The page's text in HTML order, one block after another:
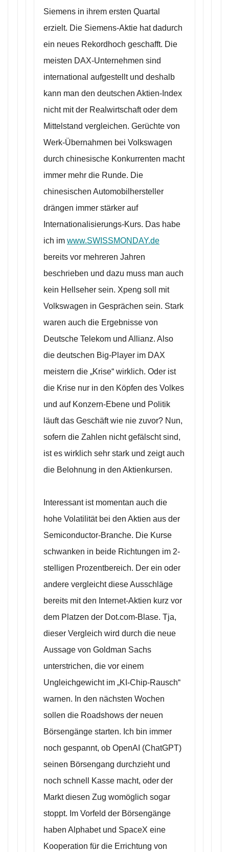
Siemens in ihrem ersten Quartal
erzielt. Die Siemens-Aktie hat dadurch
ein neues Rekordhoch geschafft. Die
meisten DAX-Unternehmen sind
international aufgestellt und deshalb
kann man den deutschen Aktien-Index
nicht mit der Realwirtschaft oder dem
Mittelstand vergleichen. Gerüchte von
Werk-Übernahmen bei Volkswagen
durch chinesische Konkurrenten macht
immer mehr die Runde. Die
chinesischen Automobilhersteller
drängen immer stärker auf
Internationalisierungs-Kurs. Das habe
ich im www.SWISSMONDAY.de
bereits vor mehreren Jahren
beschrieben und dazu muss man auch
kein Hellseher sein. Xpeng soll mit
Volkswagen in Gesprächen sein. Stark
waren auch die Ergebnisse von
Deutsche Telekom und Allianz. Also
die deutschen Big-Player im DAX
meistern die „Krise“ wirklich. Oder ist
die Krise nur in den Köpfen des Volkes
und auf Konzern-Ebene und Politik
läuft das Geschäft wie nie zuvor? Nun,
sofern die Zahlen nicht gefälscht sind,
ist es wirklich sehr stark und zeigt auch
die Belohnung in den Aktienkursen.
Interessant ist momentan auch die
hohe Volatilität bei den Aktien aus der
Semiconductor-Branche. Die Kurse
schwanken in beide Richtungen im 2-
stelligen Prozentbereich. Der ein oder
andere vergleicht diese Ausschläge
bereits mit den Internet-Aktien kurz vor
dem Platzen der Dot.com-Blase. Tja,
dieser Vergleich wird durch die neue
Aussage von Goldman Sachs
unterstrichen, die vor einem
Ungleichgewicht im „KI-Chip-Rausch“
warnen. In den nächsten Wochen
sollen die Roadshows der neuen
Börsengänge starten. Ich bin immer
noch gespannt, ob OpenAI (ChatGPT)
seinen Börsengang durchzieht und
noch schnell Kasse macht, oder der
Markt diesen Zug womöglich sogar
stoppt. Im Vorfeld der Börsengänge
haben Alphabet und SpaceX eine
Kooperation für die Errichtung von